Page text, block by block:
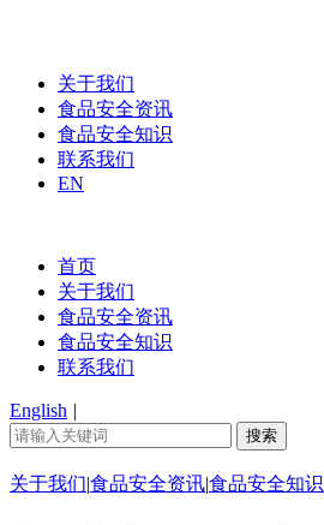
关于我们
食品安全资讯
食品安全知识
联系我们
EN
首页
关于我们
食品安全资讯
食品安全知识
联系我们
English |
关于我们|食品安全资讯|食品安全知识